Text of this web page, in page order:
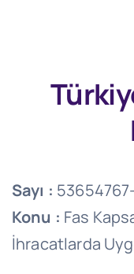
Sayı :
Konu : Fas
İhracatlarda